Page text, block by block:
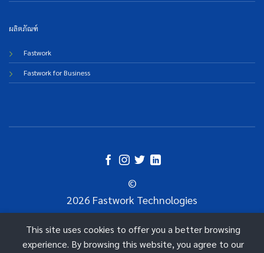
ผลิตภัณฑ์
Fastwork
Fastwork for Business
©
2026 Fastwork Technologies
This site uses cookies to offer you a better browsing
experience. By browsing this website, you agree to our